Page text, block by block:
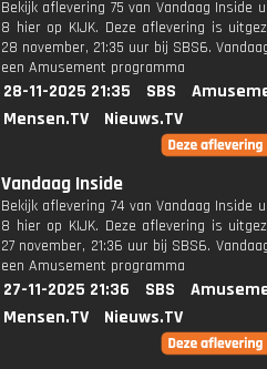
Bekijk aflevering 75 van Vandaag Inside
8 hier op KIJK. Deze aflevering is
28 november, 21:35 uur bij SBS6.
een Amusement programma
28-11-2025 21:35 SBS
Mensen.TV
Nieuws.TV
Vandaag Inside
Bekijk aflevering 74 van Vandaag Inside
8 hier op KIJK. Deze aflevering is
27 november, 21:36 uur bij SBS6.
een Amusement programma
27-11-2025 21:36 SBS
Mensen.TV
Nieuws.TV